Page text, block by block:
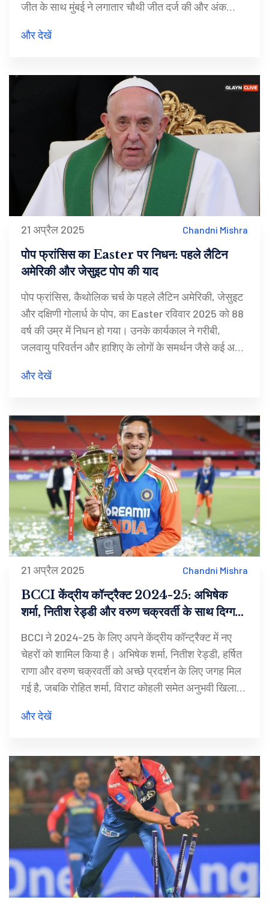
जीत के साथ मुंबई ने लगातार चौथी जीत दर्ज की और अंक
और देखें
21 अप्रैल 2025 Chandni Mishra
पोप फ्रांसिस का Easter पर निधन: पहले लैटिन
अमेरिकी और जेसुइट पोप की याद
पोप फ्रांसिस, कैथोलिक चर्च के पहले लैटिन अमेरिकी, जेसुइट
और दक्षिणी गोलार्ध के पोप, का Easter रविवार 2025 को 88
वर्ष की उम्र में निधन हो गया। उनके कार्यकाल ने गरीबी,
जलवायु परिवर्तन और हाशिए के लोगों के समर्थन जैसे कई अहम
और देखें
21 अप्रैल 2025 Chandni Mishra
BCCI केंद्रीय कॉन्ट्रैक्ट 2024-25: अभिषेक
शर्मा, नितीश रेड्डी और वरुण चक्रवर्ती के साथ दिग्गज
नाम बरकरार
BCCI ने 2024-25 के लिए अपने केंद्रीय कॉन्ट्रैक्ट में नए
चेहरों को शामिल किया है। अभिषेक शर्मा, नितीश रेड्डी, हर्षित
राणा और वरुण चक्रवर्ती को अच्छे प्रदर्शन के लिए जगह मिल
गई है, जबकि रोहित शर्मा, विराट कोहली समेत अनुभवी खिलाड़ी
और देखें